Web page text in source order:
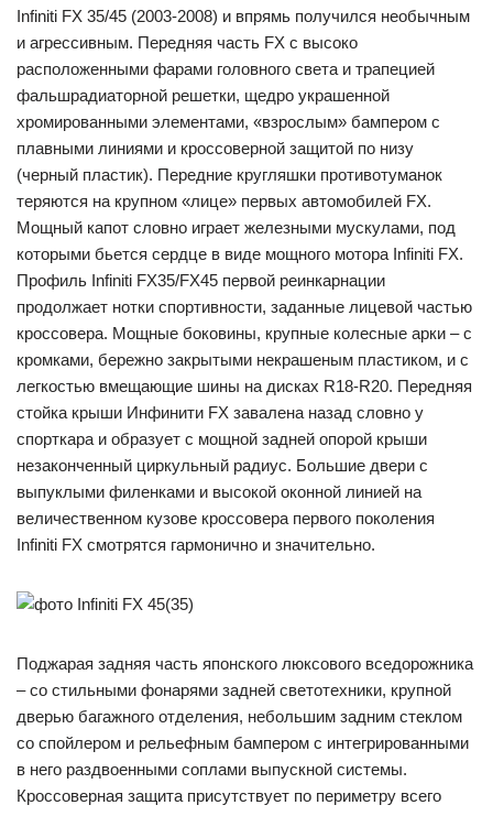
Infiniti FX 35/45 (2003-2008) и впрямь получился необычным
и агрессивным. Передняя часть FX с высоко
расположенными фарами головного света и трапецией
фальшрадиаторной решетки, щедро украшенной
хромированными элементами, «взрослым» бампером с
плавными линиями и кроссоверной защитой по низу
(черный пластик). Передние кругляшки противотуманок
теряются на крупном «лице» первых автомобилей FX.
Мощный капот словно играет железными мускулами, под
которыми бьется сердце в виде мощного мотора Infiniti FX.
Профиль Infiniti FX35/FX45 первой реинкарнации
продолжает нотки спортивности, заданные лицевой частью
кроссовера. Мощные боковины, крупные колесные арки – с
кромками, бережно закрытыми некрашеным пластиком, и с
легкостью вмещающие шины на дисках R18-R20. Передняя
стойка крыши Инфинити FX завалена назад словно у
спорткара и образует с мощной задней опорой крыши
незаконченный циркульный радиус. Большие двери с
выпуклыми филенками и высокой оконной линией на
величественном кузове кроссовера первого поколения
Infiniti FX смотрятся гармонично и значительно.
Поджарая задняя часть японского люксового вседорожника
– со стильными фонарями задней светотехники, крупной
дверью багажного отделения, небольшим задним стеклом
со спойлером и рельефным бампером с интегрированными
в него раздвоенными соплами выпускной системы.
Кроссоверная защита присутствует по периметру всего